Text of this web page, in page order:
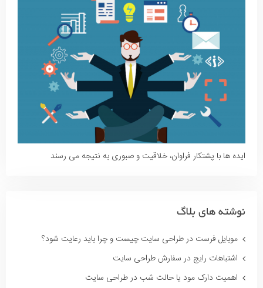
ایده ها با پشتکار فراوان، خلاقیت و صبوری به نتیجه می رسند
نوشته های بلاگ
موبایل فرست در طراحی سایت چیست و چرا باید رعایت شود؟
اشتباهات رایج در سفارش طراحی سایت
اهمیت دارک مود یا حالت شب در طراحی سایت